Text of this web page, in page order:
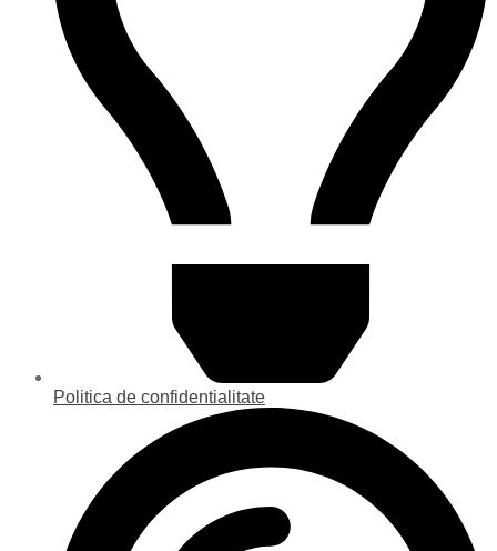
Politica de confidentialitate